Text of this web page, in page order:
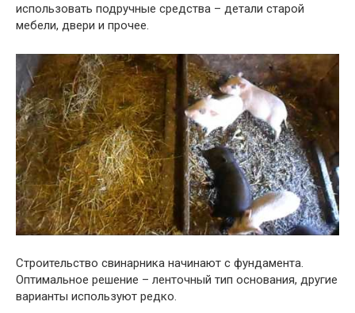
использовать подручные средства – детали старой
мебели, двери и прочее.
Строительство свинарника начинают с фундамента.
Оптимальное решение – ленточный тип основания, другие
варианты используют редко.